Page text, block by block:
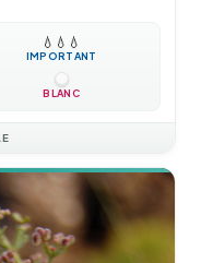
💧 💧 💧
IMPORTANT
BLANC